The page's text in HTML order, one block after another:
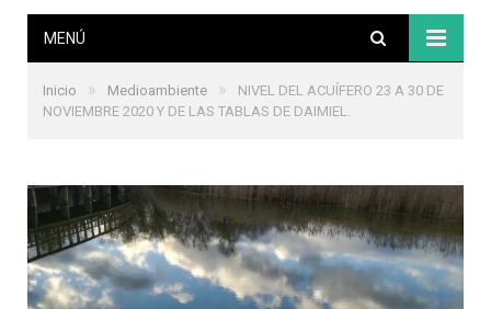
MENÚ
Inicio » Medioambiente »
NIVEL DEL ACUÍFERO 23 A 30 DE
NOVIEMBRE 2020 Y DE LAS TABLAS DE DAIMIEL.